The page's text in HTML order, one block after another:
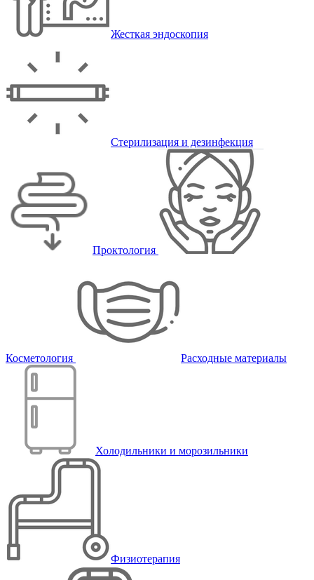
Жесткая эндоскопия
Стерилизация и дезинфекция
Проктология
Косметология Расходные материалы
Холодильники и морозильники
Физиотерапия